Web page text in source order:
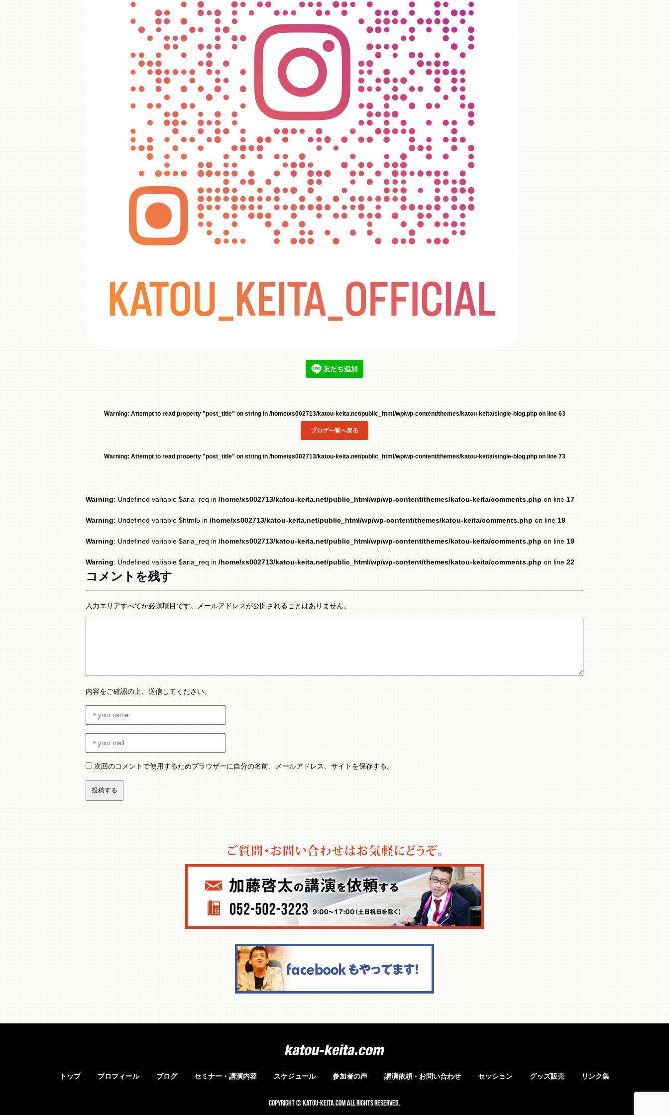
Warning: Attempt to read property "post_title" on string in /home/xs002713/katou-keita.net/public_html/wp/wp-content/themes/katou-keita/single-blog.phpon line 63
ブログ一覧へ戻る
Warning: Attempt to read property "post_title" on string in /home/xs002713/katou-keita.net/public_html/wp/wp-content/themes/katou-keita/single-blog.phpon line 73
Warning: Undefined variable $aria_req in /home/xs002713/katou-keita.net/public_html/wp/wp-content/themes/katou-keita/comments.php on line 17
Warning: Undefined variable $html5 in /home/xs002713/katou-keita.net/public_html/wp/wp-content/themes/katou-keita/comments.php on line 19
Warning: Undefined variable $aria_req in /home/xs002713/katou-keita.net/public_html/wp/wp-content/themes/katou-keita/comments.php on line 19
Warning: Undefined variable $aria_req in /home/xs002713/katou-keita.net/public_html/wp/wp-content/themes/katou-keita/comments.php on line 22
コメントを残す
入力エリアすべてが必須項目です。メールアドレスが公開されることはありません。
内容をご確認の上、送信してください。
次回のコメントで使用するためブラウザーに自分の名前、メールアドレス、サイトを保存する。
トップ プロフィール ブログ セミナー・講演内容 スケジュール 参加者の声 講演依頼・お問い合わせ セッション グッズ販売 リンク集
COPYRIGHT © katou-keita.com ALL RIGHTS RESERVED.